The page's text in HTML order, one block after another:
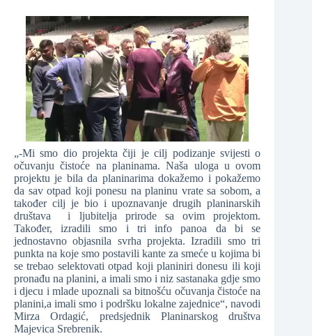
„-Mi smo dio projekta čiji je cilj podizanje svijesti o
očuvanju čistoće na planinama. Naša uloga u ovom
projektu je bila da planinarima dokažemo i pokažemo
da sav otpad koji ponesu na planinu vrate sa sobom, a
također cilj je bio i upoznavanje drugih planinarskih
društava i ljubitelja prirode sa ovim projektom.
Također, izradili smo i tri info panoa da bi se
jednostavno objasnila svrha projekta. Izradili smo tri
punkta na koje smo postavili kante za smeće u kojima bi
se trebao selektovati otpad koji planiniri donesu ili koji
pronađu na planini, a imali smo i niz sastanaka gdje smo
i djecu i mlade upoznali sa bitnošću očuvanja čistoće na
planini,a imali smo i podršku lokalne zajednice“, navodi
Mirza Ordagić, predsjednik Planinarskog društva
Majevica Srebrenik.